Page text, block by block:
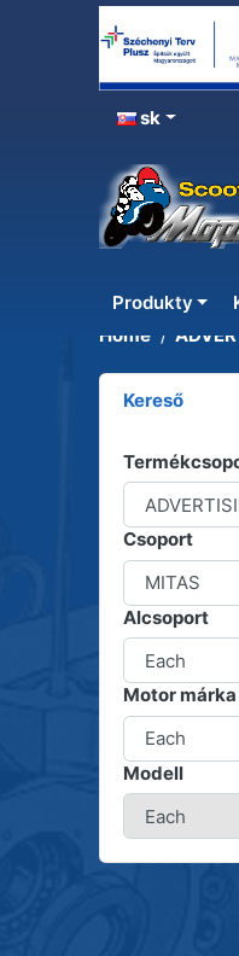
sk
Produkty
Home
Kereső
Csoport
Alcsoport
Motor márka
Modell